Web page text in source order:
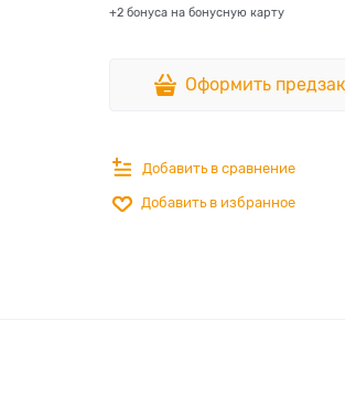
+2 бонуса на бонусную карту
Оформить
Добавить в сравнение
Добавить в избранное